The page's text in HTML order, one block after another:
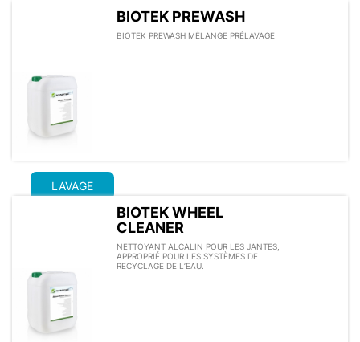
BIOTEK PREWASH
BIOTEK PREWASH MÉLANGE PRÉLAVAGE
LAVAGE
BIOTEK WHEEL
CLEANER
NETTOYANT ALCALIN POUR LES JANTES,
APPROPRIÉ POUR LES SYSTÈMES DE
RECYCLAGE DE L’EAU.